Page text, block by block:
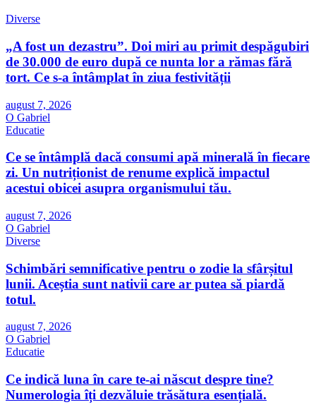
Diverse
„A fost un dezastru”. Doi miri au primit despăgubiri
de 30.000 de euro după ce nunta lor a rămas fără
tort. Ce s-a întâmplat în ziua festivității
august 7, 2026
O Gabriel
Educatie
Ce se întâmplă dacă consumi apă minerală în fiecare
zi. Un nutriționist de renume explică impactul
acestui obicei asupra organismului tău.
august 7, 2026
O Gabriel
Diverse
Schimbări semnificative pentru o zodie la sfârșitul
lunii. Aceștia sunt nativii care ar putea să piardă
totul.
august 7, 2026
O Gabriel
Educatie
Ce indică luna în care te-ai născut despre tine?
Numerologia îți dezvăluie trăsătura esențială.